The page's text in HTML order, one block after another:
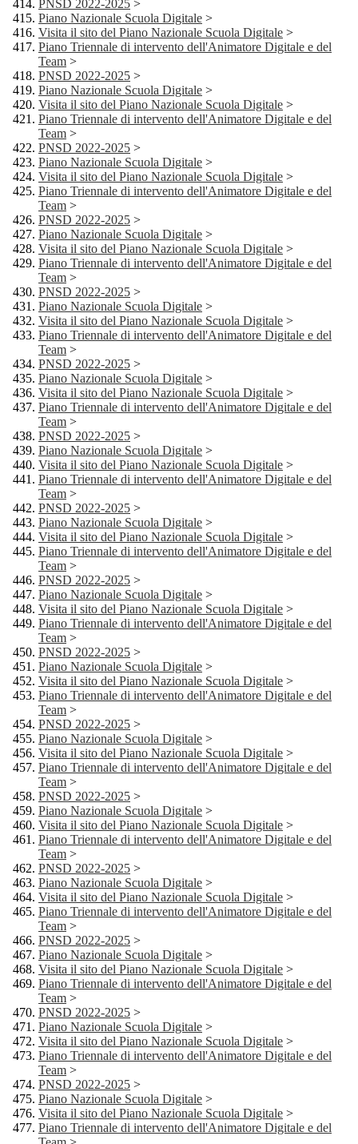
PNSD 2022-2025 >
Piano Nazionale Scuola Digitale >
Visita il sito del Piano Nazionale Scuola Digitale >
Piano Triennale di intervento dell'Animatore Digitale e del
Team >
PNSD 2022-2025 >
Piano Nazionale Scuola Digitale >
Visita il sito del Piano Nazionale Scuola Digitale >
Piano Triennale di intervento dell'Animatore Digitale e del
Team >
PNSD 2022-2025 >
Piano Nazionale Scuola Digitale >
Visita il sito del Piano Nazionale Scuola Digitale >
Piano Triennale di intervento dell'Animatore Digitale e del
Team >
PNSD 2022-2025 >
Piano Nazionale Scuola Digitale >
Visita il sito del Piano Nazionale Scuola Digitale >
Piano Triennale di intervento dell'Animatore Digitale e del
Team >
PNSD 2022-2025 >
Piano Nazionale Scuola Digitale >
Visita il sito del Piano Nazionale Scuola Digitale >
Piano Triennale di intervento dell'Animatore Digitale e del
Team >
PNSD 2022-2025 >
Piano Nazionale Scuola Digitale >
Visita il sito del Piano Nazionale Scuola Digitale >
Piano Triennale di intervento dell'Animatore Digitale e del
Team >
PNSD 2022-2025 >
Piano Nazionale Scuola Digitale >
Visita il sito del Piano Nazionale Scuola Digitale >
Piano Triennale di intervento dell'Animatore Digitale e del
Team >
PNSD 2022-2025 >
Piano Nazionale Scuola Digitale >
Visita il sito del Piano Nazionale Scuola Digitale >
Piano Triennale di intervento dell'Animatore Digitale e del
Team >
PNSD 2022-2025 >
Piano Nazionale Scuola Digitale >
Visita il sito del Piano Nazionale Scuola Digitale >
Piano Triennale di intervento dell'Animatore Digitale e del
Team >
PNSD 2022-2025 >
Piano Nazionale Scuola Digitale >
Visita il sito del Piano Nazionale Scuola Digitale >
Piano Triennale di intervento dell'Animatore Digitale e del
Team >
PNSD 2022-2025 >
Piano Nazionale Scuola Digitale >
Visita il sito del Piano Nazionale Scuola Digitale >
Piano Triennale di intervento dell'Animatore Digitale e del
Team >
PNSD 2022-2025 >
Piano Nazionale Scuola Digitale >
Visita il sito del Piano Nazionale Scuola Digitale >
Piano Triennale di intervento dell'Animatore Digitale e del
Team >
PNSD 2022-2025 >
Piano Nazionale Scuola Digitale >
Visita il sito del Piano Nazionale Scuola Digitale >
Piano Triennale di intervento dell'Animatore Digitale e del
Team >
PNSD 2022-2025 >
Piano Nazionale Scuola Digitale >
Visita il sito del Piano Nazionale Scuola Digitale >
Piano Triennale di intervento dell'Animatore Digitale e del
Team >
PNSD 2022-2025 >
Piano Nazionale Scuola Digitale >
Visita il sito del Piano Nazionale Scuola Digitale >
Piano Triennale di intervento dell'Animatore Digitale e del
Team >
PNSD 2022-2025 >
Piano Nazionale Scuola Digitale >
Visita il sito del Piano Nazionale Scuola Digitale >
Piano Triennale di intervento dell'Animatore Digitale e del